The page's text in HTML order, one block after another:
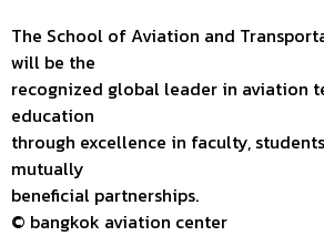
The School of Aviation and
will be the
recognized global leader in aviation
education
through excellence in faculty,
mutually
beneficial partnerships.
© bangkok aviation center